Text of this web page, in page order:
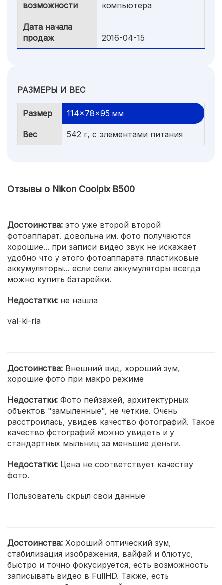
возможности
компьютера
Дата начала
продаж
2016-04-15
РАЗМЕРЫ И ВЕС
Размер 114x78x95 мм
Вес 542 г, с элементами питания
Отзывы о Nikon Coolpix B500
Достоинства: это уже второй второй
фотоаппарат. довольна им. фото получаются
хорошие... при записи видео звук не искажает
удобно что у этого фотоаппарата пластиковые
аккумуляторы... если сели аккумуляторы всегда
можно купить батарейки.
Недостатки: не нашла
val-ki-ria
Достоинства: Внешний вид, хороший зум,
хорошие фото при макро режиме
Недостатки: Фото пейзажей, архитектурных
объектов "замыленные", не четкие. Очень
расстроилась, увидев качество фотографий. Такое
качество фотографий можно увидеть и у
стандартных мыльниц за меньшие деньги.
Недостатки: Цена не соответствует качеству
фото.
Пользователь скрыл свои данные
Достоинства: Хороший оптический зум,
стабилизация изображения, вайфай и блютус,
быстро и точно фокусируется, есть возможность
записывать видео в FullHD. Также, есть